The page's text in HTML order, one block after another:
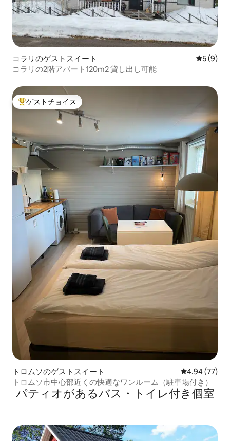
コラリのゲストスイート レビュー
5 (9)
コラリの2階アパート120m2 貸し出し可能
大好評のゲストチョイスです。
ゲストチョイス
トロムソのゲストスイート レビュー77
4.94 (77)
トロムソ市中心部近くの快適なワンルーム（駐車場付き）
パティオがあるバス・トイレ付き個室